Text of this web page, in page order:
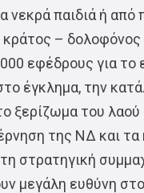
νεκρά παιδιά ή από
– δολοφόνος
εφέδρους για το
έγκλημα, την
ξερίζωμα του
της ΝΔ και τα
στρατηγική
μεγάλη ευθύνη